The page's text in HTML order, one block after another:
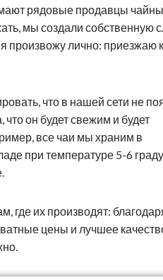
рядовые продавцы
мы создали собственную
произвожу лично: приезжаю к
что в нашей сети не
что он будет свежим и будет
все чаи мы храним в
при температуре 5-6
где их производят:
цены и лучшее